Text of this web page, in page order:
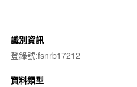
識別資訊
登錄號:fsnrb17212
資料類型